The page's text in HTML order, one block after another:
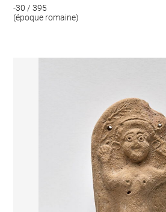
-30 / 395
(époque romaine)